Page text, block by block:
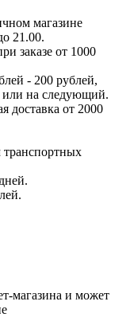
магазине
21.00.
заказе от 1000
- 200 рублей,
или на следующий.
доставка от 2000
транспортных
магазина и может